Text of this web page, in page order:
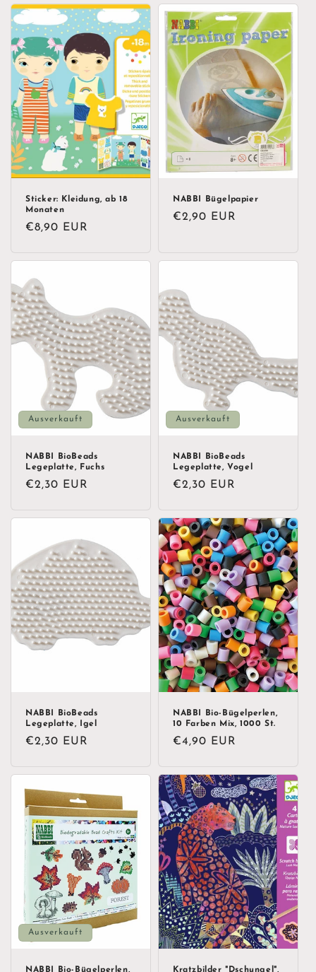
Sticker: Kleidung, ab 18
Monaten
Normaler
€8,90 EUR
NABBI Bügelpapier
Normaler
€2,90 EUR
Ausverkauft
NABBI BioBeads
Legeplatte, Fuchs
Normaler
€2,30 EUR
Ausverkauft
NABBI BioBeads
Legeplatte, Vogel
Normaler
€2,30 EUR
NABBI BioBeads
Legeplatte, Igel
Normaler
€2,30 EUR
NABBI Bio-Bügelperlen,
10 Farben Mix, 1000 St.
Normaler
€4,90 EUR
Ausverkauft
NABBI Bio-Bügelperlen,
Kratzbilder "Dschungel",